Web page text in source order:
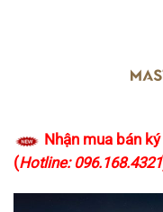
Nhận mua bán
(Hotline: 096.168.4321